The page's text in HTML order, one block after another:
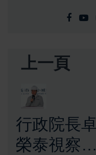
上一頁
行政院長
榮泰視察嘉